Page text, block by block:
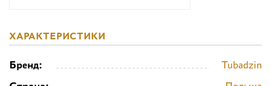
ХАРАКТЕРИСТИКИ
Бренд:
Tubadzin